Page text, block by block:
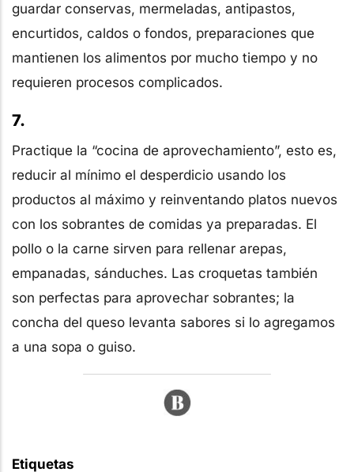
guardar conservas, mermeladas, antipastos,
encurtidos, caldos o fondos, preparaciones que
mantienen los alimentos por mucho tiempo y no
requieren procesos complicados.
7.
Practique la “cocina de aprovechamiento”, esto es,
reducir al mínimo el desperdicio usando los
productos al máximo y reinventando platos nuevos
con los sobrantes de comidas ya preparadas. El
pollo o la carne sirven para rellenar arepas,
empanadas, sánduches. Las croquetas también
son perfectas para aprovechar sobrantes; la
concha del queso levanta sabores si lo agregamos
a una sopa o guiso.
Etiquetas